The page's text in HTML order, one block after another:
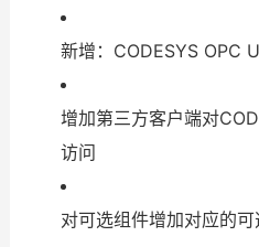
新增：CODESYS OPC
增加第三方客户端对
访问
对可选组件增加对应的可